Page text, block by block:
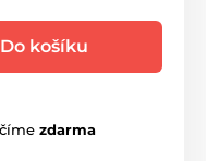
Do košíku
zdarma